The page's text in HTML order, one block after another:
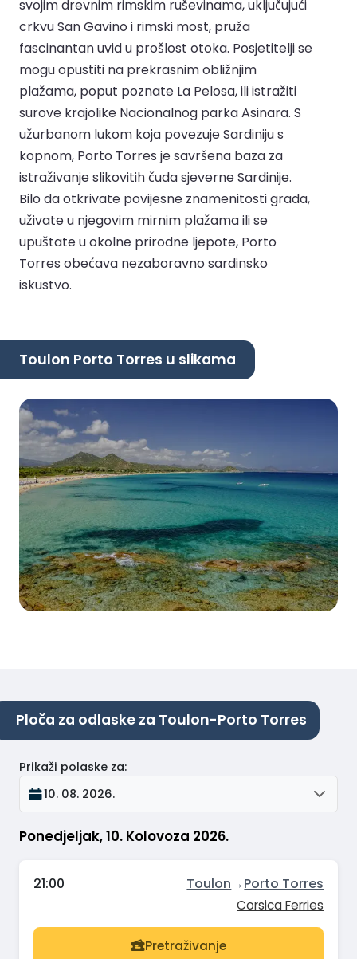
svojim drevnim rimskim ruševinama, uključujući
crkvu San Gavino i rimski most, pruža
fascinantan uvid u prošlost otoka. Posjetitelji se
mogu opustiti na prekrasnim obližnjim
plažama, poput poznate La Pelosa, ili istražiti
surove krajolike Nacionalnog parka Asinara. S
užurbanom lukom koja povezuje Sardiniju s
kopnom, Porto Torres je savršena baza za
istraživanje slikovitih čuda sjeverne Sardinije.
Bilo da otkrivate povijesne znamenitosti grada,
uživate u njegovim mirnim plažama ili se
upuštate u okolne prirodne ljepote, Porto
Torres obećava nezaboravno sardinsko
iskustvo.
Toulon Porto Torres u slikama
Ploča za odlaske za Toulon-Porto Torres
Ponedjeljak, 10. Kolovoza 2026.
Prikaži polaske za:
10. 08. 2026.
21:00 Toulon→Porto Torres
Corsica Ferries
Pretraživanje